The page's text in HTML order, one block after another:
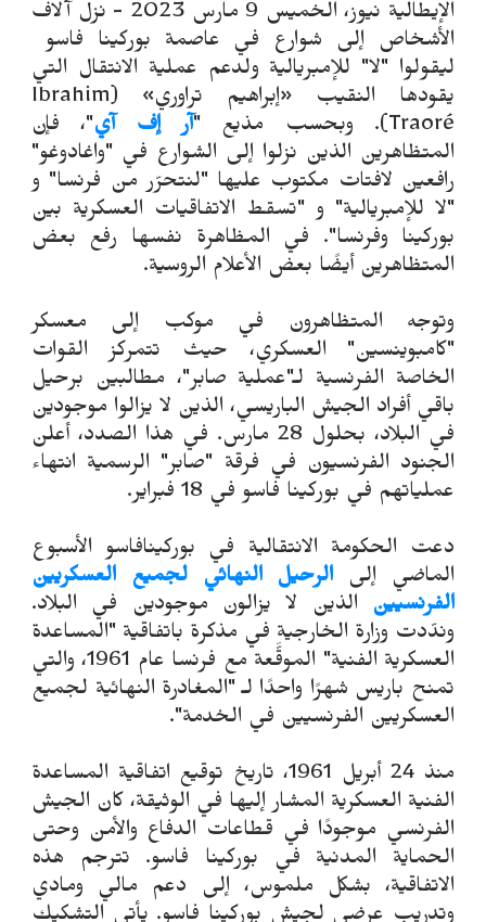
الإيطالية نيوز، الخميس 9 مارس 2023 - نزل آلاف
الأشخاص إلى شوارع في عاصمة بوركينا فاسو
ليقولوا "لا" للإمبريالية ولدعم عملية الانتقال التي
يقودها النقيب «إبراهيم تراوري» (Ibrahim
Traoré). وبحسب مذيع "
آر إف آي"، فإن
المتظاهرين الذين نزلوا إلى الشوارع في "واغادوغو"
رافعين لافتات مكتوب عليها "لنتحرّر من فرنسا" و
"لا للإمبريالية" و "تسقط الاتفاقيات العسكرية بين
بوركينا وفرنسا". في المظاهرة نفسها رفع بعض
المتظاهرين أيضًا بعض الأعلام الروسية.
وتوجه المتظاهرون في موكب إلى معسكر
"كامبوينسين" العسكري، حيث تتمركز القوات
الخاصة الفرنسية لـ"عملية صابر"، مطالبين برحيل
باقي أفراد الجيش الباريسي، الذين لا يزالوا موجودين
في البلاد، بحلول 28 مارس. في هذا الصدد، أعلن
الجنود الفرنسيون في فرقة "صابر" الرسمية انتهاء
عملياتهم في بوركينا فاسو في 18 فبراير.
دعت الحكومة الانتقالية في بوركينافاسو الأسبوع
الماضي إلى الرحيل النهائي لجميع العسكريين
الفرنسيين الذين لا يزالون موجودين في البلاد.
وندّدت وزارة الخارجية في مذكرة باتفاقية "المساعدة
العسكرية الفنية" الموقَّعة مع فرنسا عام 1961، والتي
تمنح باريس شهرًا واحدًا لـ "المغادرة النهائية لجميع
العسكريين الفرنسيين في الخدمة".
منذ 24 أبريل 1961، تاريخ توقيع اتفاقية المساعدة
الفنية العسكرية المشار إليها في الوثيقة، كان الجيش
الفرنسي موجودًا في قطاعات الدفاع والأمن وحتى
الحماية المدنية في بوركينا فاسو. تترجم هذه
الاتفاقية، بشكل ملموس، إلى دعم مالي ومادي